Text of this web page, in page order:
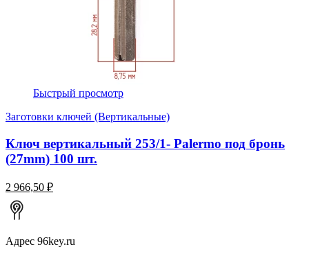
Быстрый просмотр
Заготовки ключей (Вертикальные)
Ключ вертикальный 253/1- Palermo под бронь
(27mm) 100 шт.
2 966,50 ₽
Адрес 96key.ru